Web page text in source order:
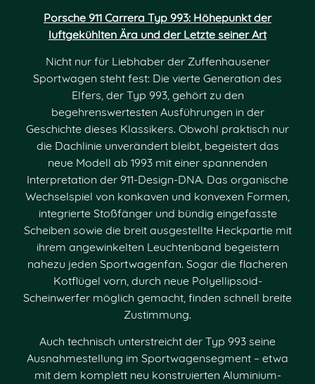
Porsche 911 Carrera Typ 993: Höhepunkt der
luftgekühlten Ära und der Letzte seiner Art
Nicht nur für Liebhaber der Zuffenhausener
Sportwagen steht fest: Die vierte Generation des
Elfers, der Typ 993, gehört zu den
begehrenswertesten Ausführungen in der
Geschichte dieses Klassikers. Obwohl praktisch nur
die Dachlinie unverändert bleibt, begeistert das
neue Modell ab 1993 mit einer spannenden
Interpretation der 911-Design-DNA. Das organische
Wechselspiel von konkaven und konvexen Formen,
integrierte Stoßfänger und bündig eingefasste
Scheiben sowie die breit ausgestellte Heckpartie mit
ihrem angewinkelten Leuchtenband begeistern
nahezu jeden Sportwagenfan. Sogar die flacheren
Kotflügel vorn, durch neue Polyellipsoid-
Scheinwerfer möglich gemacht, finden schnell breite
Zustimmung.
Auch technisch unterstreicht der Typ 993 seine
Ausnahmestellung im Sportwagensegment – etwa
mit dem komplett neu konstruierten Aluminium-